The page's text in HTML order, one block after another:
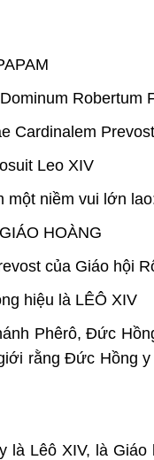
Robertum
Cardinalem Prevost
Leo XIV
một niềm vui lớn
HOÀNG
của Giáo hội
hiệu là LÊÔ XIV
Phêrô, Đức
rằng Đức Hồng
là Lêô XIV, là